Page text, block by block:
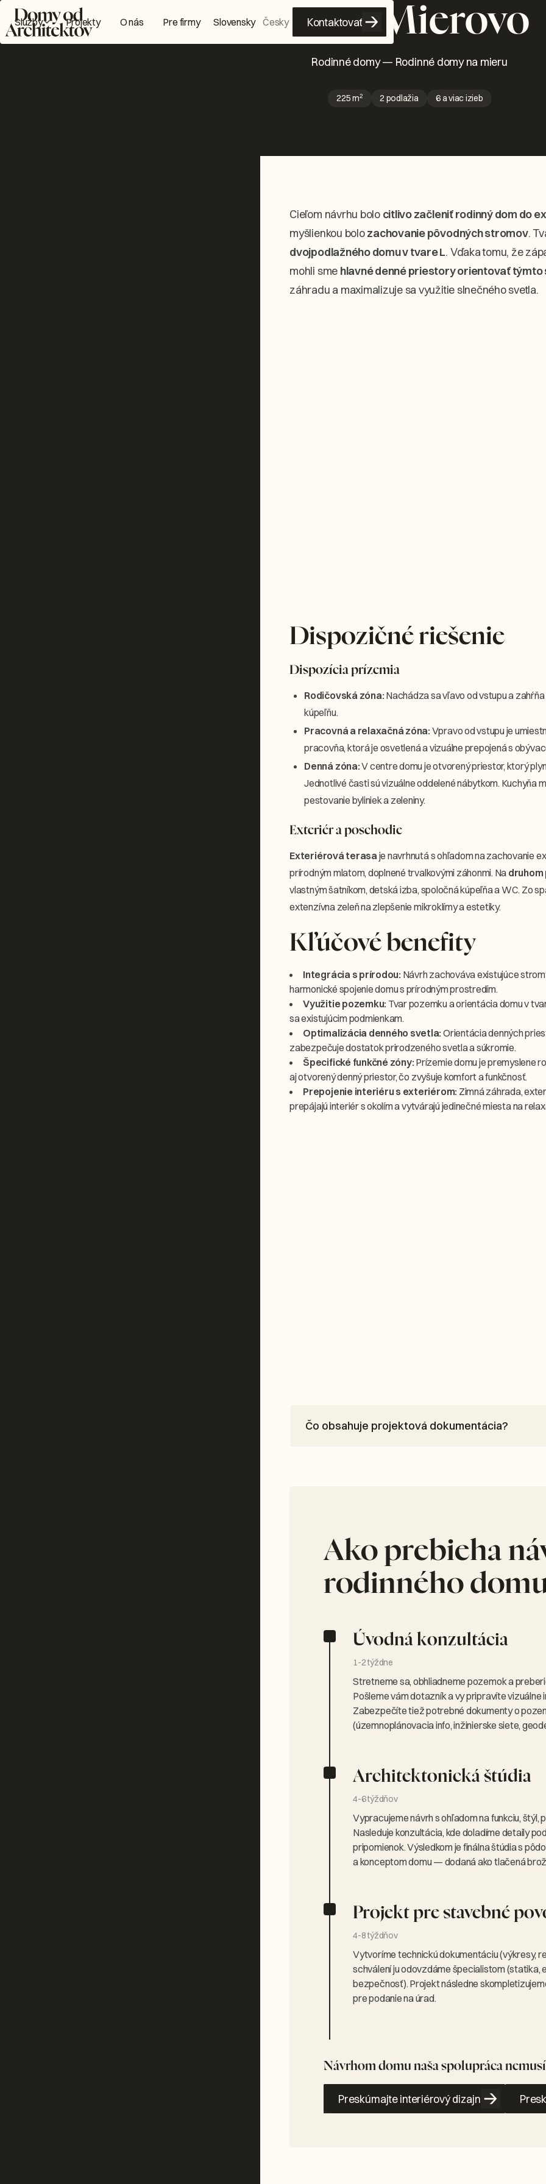
Služby Projekty O nás Pre firmy
Domy od Architektov Logo
Slovensky Česky Kontaktovať
RD J Mierovo
Rodinné domy— Rodinné domy na mieru
225m2 2 podlažia 6 a viac izieb
Cieľom návrhu bolo citlivo začleniť rodinný dom do
myšlienkou bolozachovanie pôvodných stromov.
dvojpodlažného domu v tvare L. Vďaka tomu, že
mohli sme hlavné denné priestory orientovať týmto
záhradu a maximalizuje sa využitie slnečného svetla.
Dispozičné riešenie
Dispozícia prízemia
Rodičovská zóna: Nachádza sa vľavo od vstupu a
kúpeľňu.
Pracovná a relaxačná zóna: Vpravo od vstupu je
pracovňa, ktorá je osvetlená a vizuálne prepojená s
Denná zóna:V centre domu je otvorený priestor, ktorý
Jednotlivé časti sú vizuálne oddelené nábytkom. Kuchyňa
pestovanie byliniek a zeleniny.
Exteriér a poschodie
Exteriérová terasaje navrhnutá s ohľadom na zachovanie
prírodným mlatom, doplnené trvalkovými záhonmi. Na
vlastným šatníkom, detská izba, spoločná kúpeľňa a WC. Zo
extenzívna zeleň na zlepšenie mikroklímy a estetiky.
Kľúčové benefity
Integrácia s prírodou: Návrh zachováva existujúce
harmonické spojenie domu s prírodným prostredím.
Využitie pozemku: Tvar pozemku a orientácia domu v
sa existujúcim podmienkam.
Optimalizácia denného svetla: Orientácia denných
zabezpečuje dostatok prirodzeného svetla a súkromie.
Špecifické funkčné zóny: Prízemie domu je premyslene
aj otvorený denný priestor, čo zvyšuje komfort a funkčnosť.
Prepojenie interiéru s exteriérom: Zimná záhrada,
prepájajú interiér s okolím a vytvárajú jedinečné miesta na
Čo obsahuje projektová dokumentácia?
Ako prebieha
rodinného
Úvodná konzultácia
1-2 týždne
Stretneme sa, obhliadneme pozemok a
Pošleme vám dotazník a vy pripravíte vizuálne
Zabezpečíte tiež potrebné dokumenty o
(územnoplánovacia info, inžinierske siete,
Architektonická štúdia
4-6 týždňov
Vypracujeme návrh s ohľadom na funkciu, štýl,
Nasleduje konzultácia, kde doladíme detaily
pripomienok. Výsledkom je finálna štúdia s
a konceptom domu — dodaná ako tlačená
Projekt pre stavebné
4-8 týždňov
Vytvoríme technickú dokumentáciu (výkresy,
schválení ju odovzdáme špecialistom (statika,
bezpečnosť). Projekt následne
pre podanie na úrad.
Návrhom domu naša spolupráca
Preskúmajte interiérový dizajn